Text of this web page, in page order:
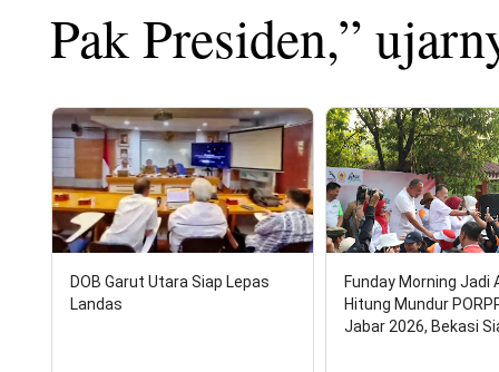
Pak Presiden,”
Di tengah
nama perwira
DOB Garut Utara Siap Lepas
Landas
Funday Morning Jadi
Hitung Mundur
Jabar 2026, Bekasi